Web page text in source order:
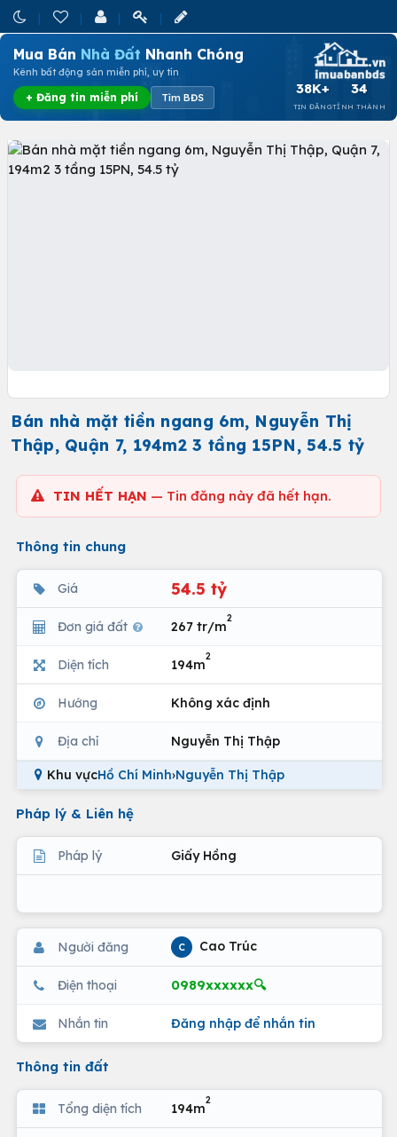
Mua Bán Nhà Đất Nhanh Chóng
Kênh bất động sản miễn phí, uy tín
+ Đăng tin miễn phí Tìm BĐS
38K+
TIN ĐĂNG
34
TỈNH THÀNH
Bán nhà mặt tiền ngang 6m, Nguyễn Thị
Thập, Quận 7, 194m2 3 tầng 15PN, 54.5 tỷ
TIN HẾT HẠN — Tin đăng này đã hết hạn.
Thông tin chung
Giá 54.5 tỷ
Đơn giá đất 267 tr/m
2
Diện tích 194m
2
Hướng Không xác định
Địa chỉ Nguyễn Thị Thập
Khu vựcHồ Chí Minh›Nguyễn Thị Thập
Pháp lý & Liên hệ
Pháp lý Giấy Hồng
Người đăng C Cao Trúc
Điện thoại 0989xxxxxx🔍
Nhắn tin Đăng nhập để nhắn tin
Thông tin đất
Tổng diện tích 194m
2